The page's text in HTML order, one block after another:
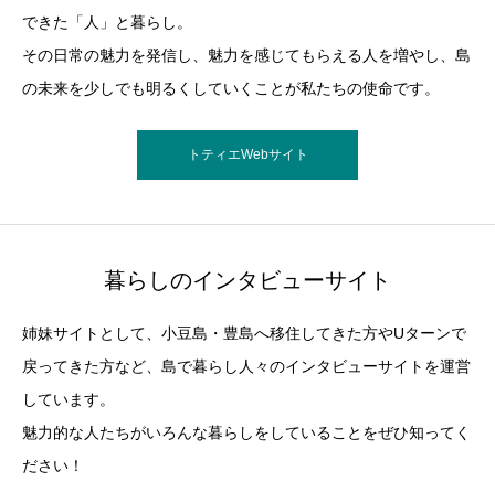
できた「人」と暮らし。
その日常の魅力を発信し、魅力を感じてもらえる人を増やし、島
の未来を少しでも明るくしていくことが私たちの使命です。
トティエWebサイト
暮らしのインタビューサイト
姉妹サイトとして、小豆島・豊島へ移住してきた方やUターンで
戻ってきた方など、島で暮らし人々のインタビューサイトを運営
しています。
魅力的な人たちがいろんな暮らしをしていることをぜひ知ってく
ださい！